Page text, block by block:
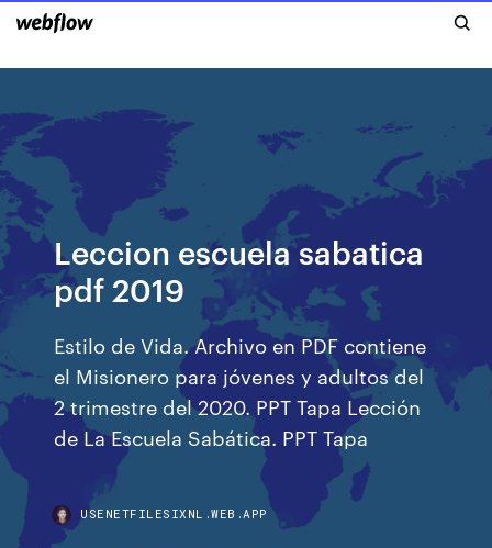
Leccion escuela sabatica
pdf 2019
Estilo de Vida. Archivo en PDF contiene
el Misionero para jóvenes y adultos del
2 trimestre del 2020. PPT Tapa Lección
de La Escuela Sabática. PPT Tapa
USENETFILESIXNL.WEB.APP